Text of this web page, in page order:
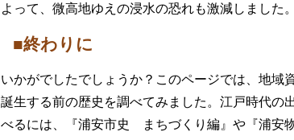
よって、微高地ゆえの浸水の恐れも激減しました。
■終わりに
いかがでしたでしょうか？このページでは、地域
誕生する前の歴史を調べてみました。江戸時代の
べるには、『浦安市史 まちづくり編』や『浦安